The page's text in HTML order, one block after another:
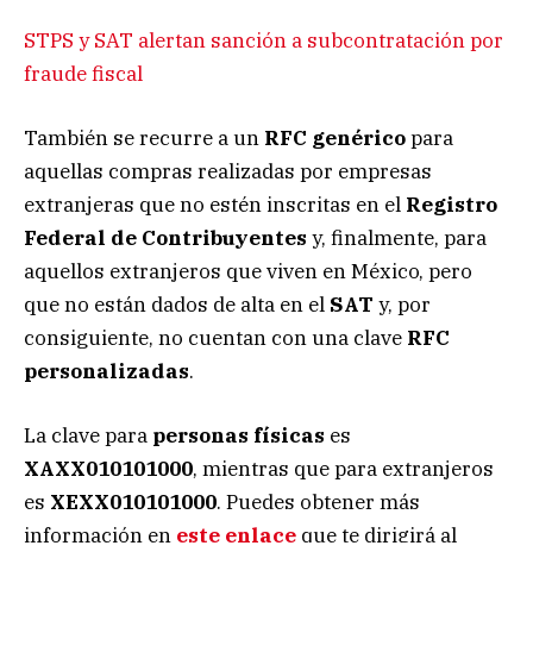
STPS y SAT alertan sanción a subcontratación por
fraude fiscal
También se recurre a un RFC genéricopara
aquellas compras realizadas por empresas
extranjeras que no estén inscritas en el Registro
Federal de Contribuyentes y, finalmente, para
aquellos extranjeros que viven en México, pero
que no están dados de alta en el SAT y, por
consiguiente, no cuentan con una clave RFC
personalizadas.
La clave para personas físicas es
XAXX010101000, mientras que para extranjeros
es XEXX010101000. Puedes obtener más
información en este enlace que te dirigirá al